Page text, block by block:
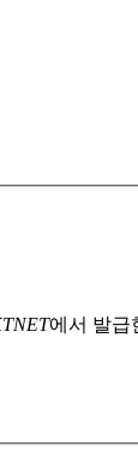
에서 발급